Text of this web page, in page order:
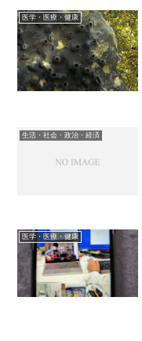
医学・医療・健康
生活・社会・政治・経済
医学・医療・健康